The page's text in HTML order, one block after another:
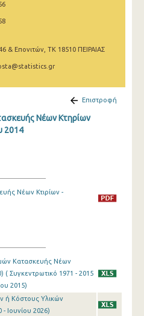
& Επονιτών, ΤΚ 18510 ΠΕΙΡΑΙΑΣ
Επιστροφή
Νέων Κτηρίων
2014
Νέων Κτιρίων -
Κατασκευής Νέων
( Συγκεντρωτικό 1971 - 2015
2015)
ή Κόστους Υλικών
- Ιουνίου 2026)